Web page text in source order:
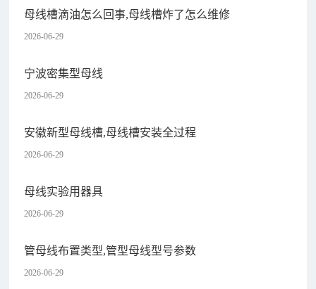
母线槽滴油怎么回事,母线槽炸了怎么维修
2026-06-29
宁波密集型母线
2026-06-29
安徽新型母线槽,母线槽安装全过程
2026-06-29
母线实验用器具
2026-06-29
管母线布置类型,管型母线型号参数
2026-06-29